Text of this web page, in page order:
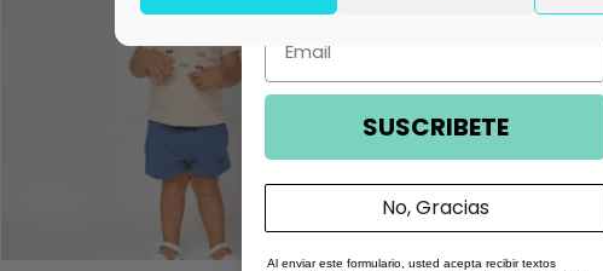
SUSCRIBETE
No, Gracias
Al enviar este formulario, usted acepta recibir textos